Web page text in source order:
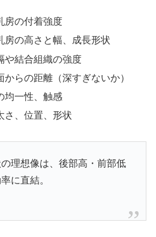
房の付着強度
房の高さと幅、成長形状
や結合組織の強度
からの距離（深すぎないか）
均一性、触感
さ、位置、形状
の理想像は、後部高・前部低
に直結。